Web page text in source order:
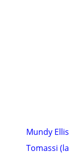
Mundy
Tomassi